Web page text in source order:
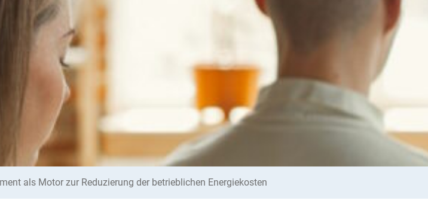
als Motor zur Reduzierung der betrieblichen Energiekosten